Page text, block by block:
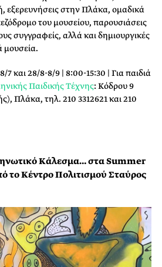
εξερευνήσεις στην Πλάκα, ομαδικά
του μουσείου, παρουσιάσεις
συγγραφείς, αλλά και δημιουργικές
μουσεία.
7 και 28/8-8/9 | 8:00-15:30 | Για παιδιά
Παιδικής Τέχνης: Kόδρου 9
Πλάκα, τηλ. 210 3312621 και 210
Κάλεσμα… στα Summer
το Κέντρο Πολιτισμού Σταύρος